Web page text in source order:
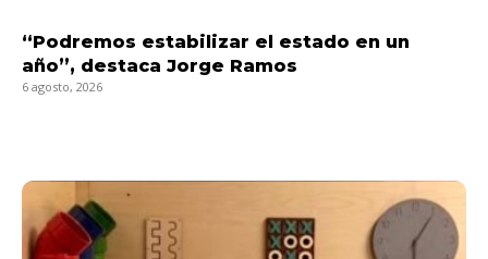
“Podremos estabilizar el estado en un
año”, destaca Jorge Ramos
6 agosto, 2026